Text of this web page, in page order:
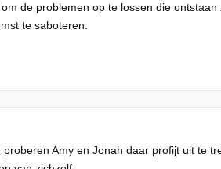
de problemen op te lossen die
te saboteren.
Amy en Jonah daar profijt uit te